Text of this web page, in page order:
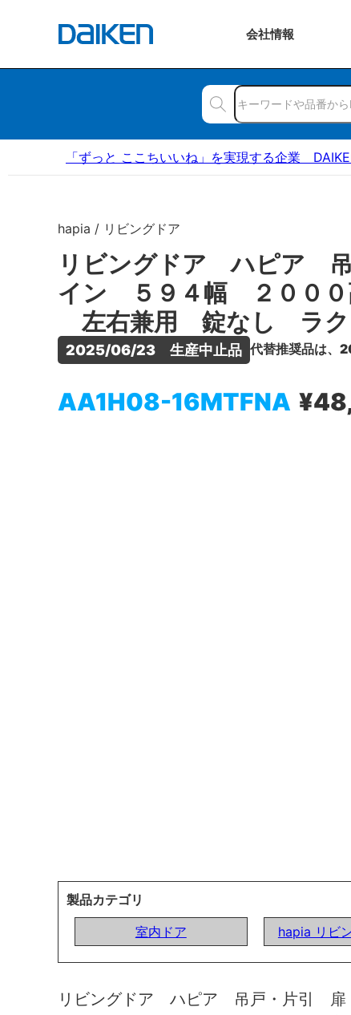
会社情報
「ずっと ここちいいね」を実現する企業
hapia / リビングドア
リビングドア ハピア
イン ５９４幅 ２０００
左右兼用 錠なし ラク
2025/06/23　生産中止品 代替推奨品は、
AA1H08-16MTFNA
製品カテゴリ
室内ドア
hapia リビ
リビングドア ハピア 吊戸・片引